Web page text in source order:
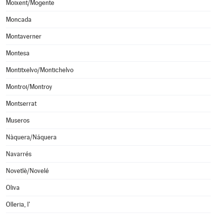
Moixent/Mogente
Moncada
Montaverner
Montesa
Montitxelvo/Montichelvo
Montroi/Montroy
Montserrat
Museros
Nàquera/Náquera
Navarrés
Novetlè/Novelé
Oliva
Olleria, l'